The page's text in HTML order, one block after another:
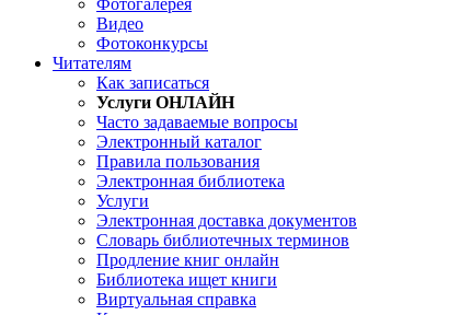
Фотогалерея
Видео
Фотоконкурсы
Читателям
Как записаться
Услуги ОНЛАЙН
Часто задаваемые вопросы
Электронный каталог
Правила пользования
Электронная библиотека
Услуги
Электронная доставка документов
Словарь библиотечных терминов
Продление книг онлайн
Библиотека ищет книги
Виртуальная справка